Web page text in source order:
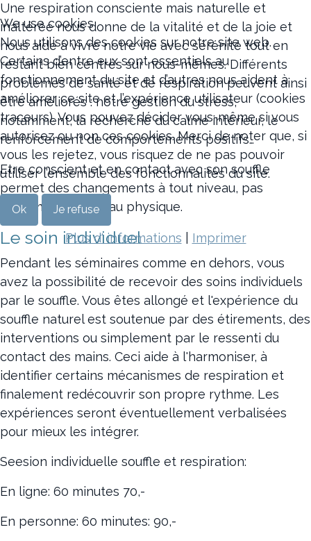
Une respiration consciente mais naturelle et
inaltérée nous donne de la vitalité et de la joie et
nous aide à vivre notre vie avec sérénité tout en
restant bien centrés sur nous-mêmes. Différents
problèmes de santé et de respiration peuvent ainsi
être améliorés : notre gestion du stress,
notamment, la recherche du calme intérieur, le
renforcement de comportements positifs…
Etre conscient et en contact avec son souffle
permet des changements à tout niveau, pas
seulement au niveau physique.
Le soin individuel
Pendant les séminaires comme en dehors, vous
avez la possibilité de recevoir des soins individuels
par le souffle. Vous êtes allongé et l'expérience du
souffle naturel est soutenue par des étirements, des
interventions ou simplement par le ressenti du
contact des mains. Ceci aide à l'harmoniser, à
identifier certains mécanismes de respiration et
finalement redécouvrir son propre rythme. Les
expériences seront éventuellement verbalisées
pour mieux les intégrer.
Seesion individuelle souffle et respiration:
En ligne: 60 minutes 70,-
En personne: 60 minutes: 90,-
We use cookies
Nous utilisons des cookies sur notre site web.
Certains d’entre eux sont essentiels au
fonctionnement du site et d’autres nous aident à
améliorer ce site et l’expérience utilisateur (cookies
traceurs). Vous pouvez décider vous-même si vous
autorisez ou non ces cookies. Merci de noter que, si
vous les rejetez, vous risquez de ne pas pouvoir
utiliser l’ensemble des fonctionnalités du site.
Ok Je refuse
Plus d' informations Imprimer